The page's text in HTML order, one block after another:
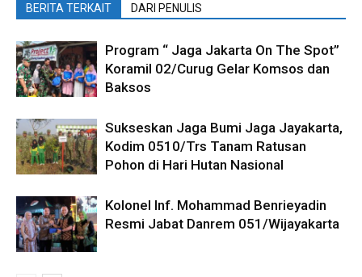
BERITA TERKAIT DARI PENULIS
Program “ Jaga Jakarta On The Spot”
Koramil 02/Curug Gelar Komsos dan
Baksos
Sukseskan Jaga Bumi Jaga Jayakarta,
Kodim 0510/Trs Tanam Ratusan
Pohon di Hari Hutan Nasional
Kolonel Inf. Mohammad Benrieyadin
Resmi Jabat Danrem 051/Wijayakarta